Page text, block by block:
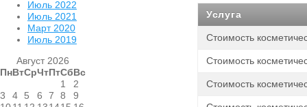
Июль 2022
Июль 2021
Март 2020
Июль 2019
Август 2026
ПнВтСрЧтПтСбВс
1
2
3
4 5 6 7 8
9
Услуга
Стоимость
Стоимость
Стоимость